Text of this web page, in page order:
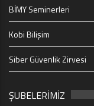
BİMY Seminerleri
Kobi Bilişim
Siber Güvenlik Zirvesi
ŞUBELERİMİZ